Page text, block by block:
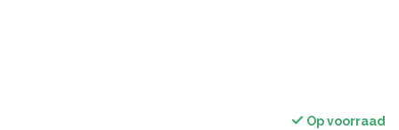
Op voorraad